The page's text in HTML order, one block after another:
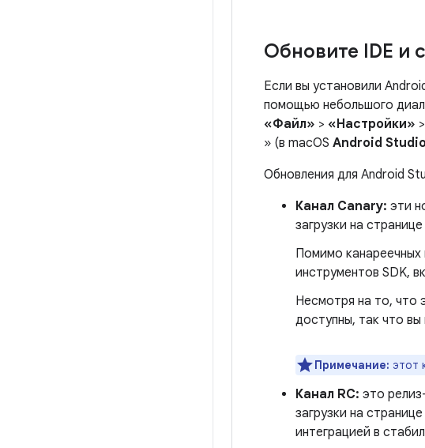
Обновите IDE и
Если вы установили
помощью небольшого
«Файл» > «Настройки» >
» (в macOS Android Studio
Обновления для Android
Канал Canary: эти
загрузки на странице
Помимо канареечных
инструментов SDK,
Несмотря на то, что
доступны, так что
Примечание: этот
Канал RC: это
загрузки на странице
интеграцией в